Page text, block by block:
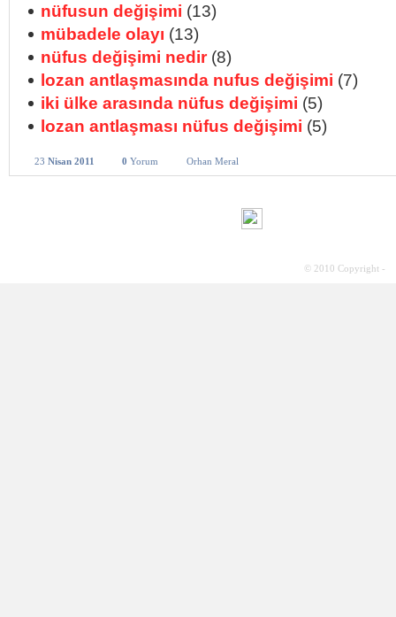
nüfusun değişimi (13)
mübadele olayı (13)
nüfus değişimi nedir(8)
lozan antlaşmasında nufus değişimi (7)
iki ülke arasında nüfus değişimi (5)
lozan antlaşması nüfus değişimi (5)
23 Nisan 2011 0 Yorum Orhan Meral
© 2010 Copyright -